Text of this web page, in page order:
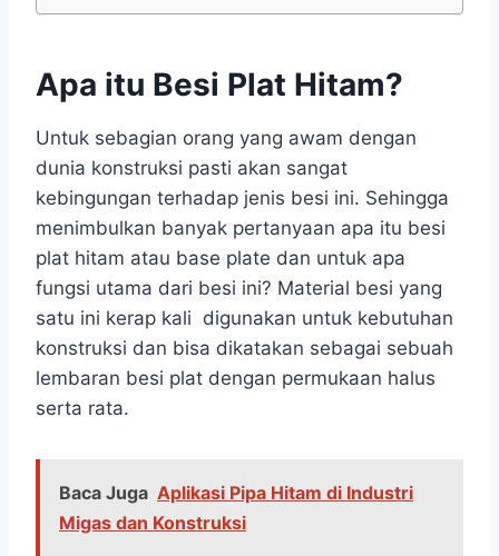
Apa itu Besi Plat Hitam?
Untuk sebagian orang yang awam dengan
dunia konstruksi pasti akan sangat
kebingungan terhadap jenis besi ini. Sehingga
menimbulkan banyak pertanyaan apa itu besi
plat hitam atau base plate dan untuk apa
fungsi utama dari besi ini? Material besi yang
satu ini kerap kali digunakan untuk kebutuhan
konstruksi dan bisa dikatakan sebagai sebuah
lembaran besi plat dengan permukaan halus
serta rata.
Baca Juga Aplikasi Pipa Hitam di Industri
Migas dan Konstruksi